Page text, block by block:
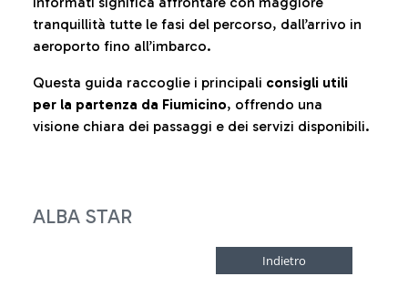
tranquillità tutte le fasi del percorso, dall’arrivo in
aeroporto fino all’imbarco.
Questa guida raccoglie i principali consigli utili
per la partenza da Fiumicino, offrendo una
visione chiara dei passaggi e dei servizi disponibili.
ALBA STAR